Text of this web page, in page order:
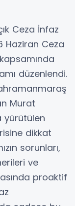
Ceza İnfaz
Haziran Ceza
düzenlendi.
Murat
yürütülen
dikkat
sorunları,
ve
proaktif